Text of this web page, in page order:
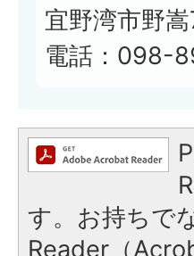
宜野湾市野
電話：098-
す。お持ちで
Reader（